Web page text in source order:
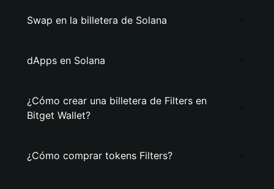
Swap en la billetera de Solana
dApps en Solana
¿Cómo crear una billetera de Filters en
Bitget Wallet?
¿Cómo comprar tokens Filters?